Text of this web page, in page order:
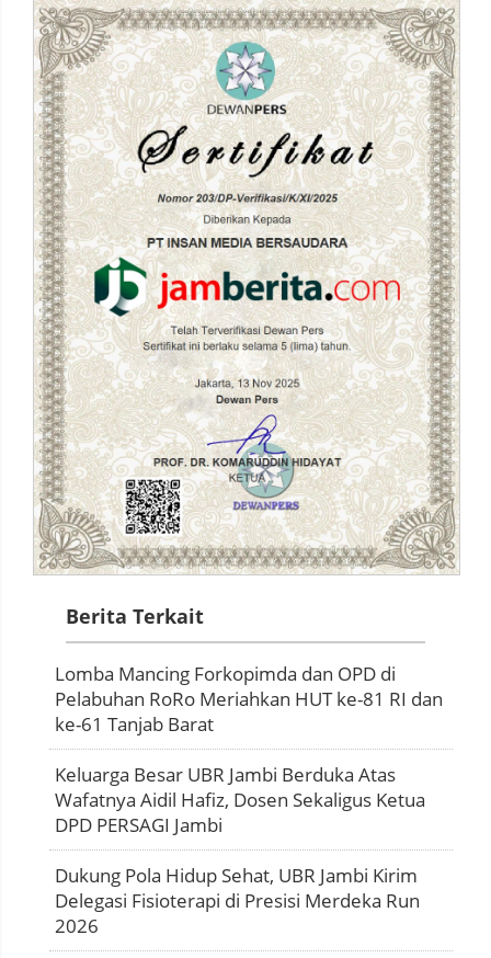
Berita Terkait
Lomba Mancing Forkopimda dan OPD di
Pelabuhan RoRo Meriahkan HUT ke-81 RI dan
ke-61 Tanjab Barat
Keluarga Besar UBR Jambi Berduka Atas
Wafatnya Aidil Hafiz, Dosen Sekaligus Ketua
DPD PERSAGI Jambi
Dukung Pola Hidup Sehat, UBR Jambi Kirim
Delegasi Fisioterapi di Presisi Merdeka Run
2026